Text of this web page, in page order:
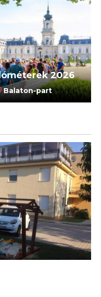
2026
Balaton-part